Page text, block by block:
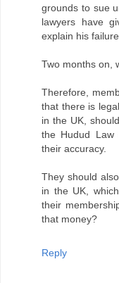
grounds to sue
lawyers have
explain his
Two months on,
Therefore,
that there is
in the UK,
the Hudud Law
their accuracy.
They should
in the UK,
their
that money?
Reply